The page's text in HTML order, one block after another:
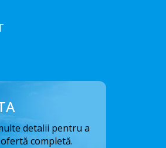
detalii pentru a
completă.